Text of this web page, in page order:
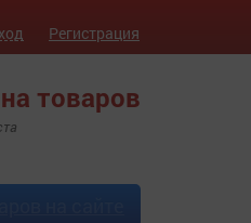
Регистрация
товаров